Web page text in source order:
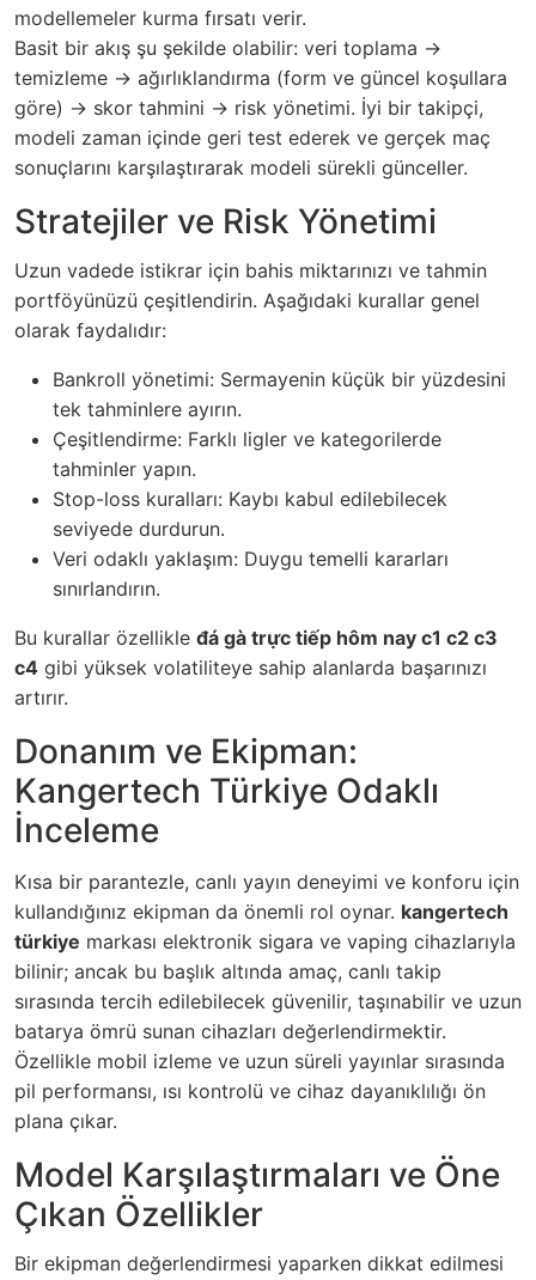
modellemeler kurma fırsatı verir.
Basit bir akış şu şekilde olabilir: veri toplama →
temizleme → ağırlıklandırma (form ve güncel koşullara
göre) → skor tahmini → risk yönetimi. İyi bir takipçi,
modeli zaman içinde geri test ederek ve gerçek maç
sonuçlarını karşılaştırarak modeli sürekli günceller.
Stratejiler ve Risk Yönetimi
Uzun vadede istikrar için bahis miktarınızı ve tahmin
portföyünüzü çeşitlendirin. Aşağıdaki kurallar genel
olarak faydalıdır:
Bankroll yönetimi: Sermayenin küçük bir yüzdesini
tek tahminlere ayırın.
Çeşitlendirme: Farklı ligler ve kategorilerde
tahminler yapın.
Stop-loss kuralları: Kaybı kabul edilebilecek
seviyede durdurun.
Veri odaklı yaklaşım: Duygu temelli kararları
sınırlandırın.
Bu kurallar özellikle đá gà trực tiếp hôm nay c1 c2 c3
c4 gibi yüksek volatiliteye sahip alanlarda başarınızı
artırır.
Donanım ve Ekipman:
Kangertech Türkiye Odaklı
İnceleme
Kısa bir parantezle, canlı yayın deneyimi ve konforu için
kullandığınız ekipman da önemli rol oynar. kangertech
türkiye markası elektronik sigara ve vaping cihazlarıyla
bilinir; ancak bu başlık altında amaç, canlı takip
sırasında tercih edilebilecek güvenilir, taşınabilir ve uzun
batarya ömrü sunan cihazları değerlendirmektir.
Özellikle mobil izleme ve uzun süreli yayınlar sırasında
pil performansı, ısı kontrolü ve cihaz dayanıklılığı ön
plana çıkar.
Model Karşılaştırmaları ve Öne
Çıkan Özellikler
Bir ekipman değerlendirmesi yaparken dikkat edilmesi